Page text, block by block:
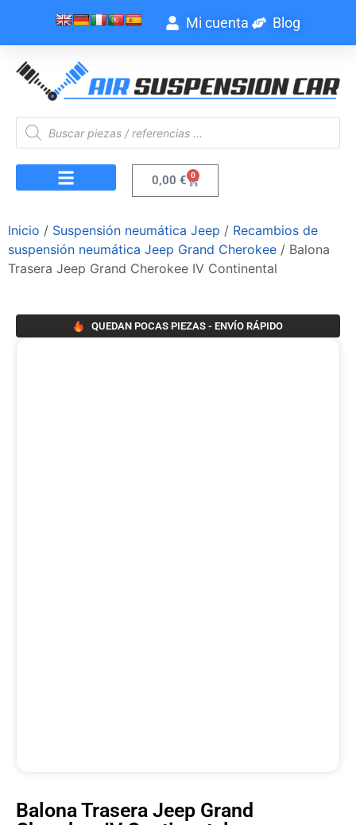
Mi cuenta Blog
0,00 € 0
Inicio / Suspensión neumática Jeep / Recambios de
suspensión neumática Jeep Grand Cherokee / Balona
Trasera Jeep Grand Cherokee IV Continental
QUEDAN POCAS PIEZAS - ENVÍO RÁPIDO
Balona Trasera Jeep Grand